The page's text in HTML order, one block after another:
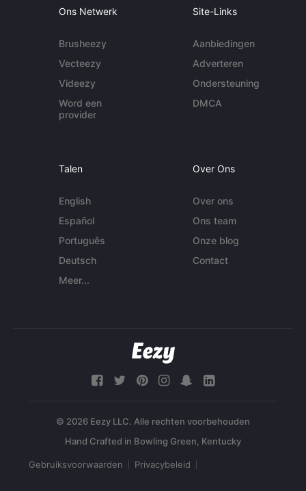
Ons Netwerk
Brusheezy
Vecteezy
Videezy
Word een
provider
Site-Links
Aanbiedingen
Adverteren
Ondersteuning
DMCA
Talen
English
Español
Português
Deutsch
Meer...
Over Ons
Over ons
Ons team
Onze blog
Contact
© 2026 Eezy LLC. Alle rechten voorbehouden
Gebruiksvoorwaarden Privacybeleid